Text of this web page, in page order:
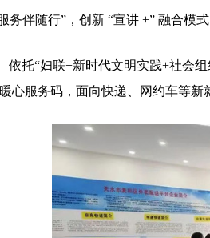
伴随行”，创新 “宣讲 +” 融合模
“妇联+新时代文明实践+社会组
心服务码，面向快递、网约车等